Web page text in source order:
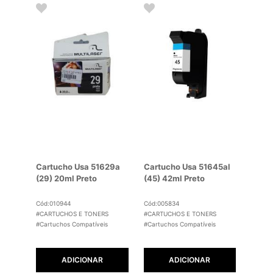
Cartucho Usa 51629a
(29) 20ml Preto
Cód:010944
#CARTUCHOS E TONERS
#Cartuchos Compatíveis
ADICIONAR
Cartucho Usa 51645al
(45) 42ml Preto
Cód:005834
#CARTUCHOS E TONERS
#Cartuchos Compatíveis
ADICIONAR